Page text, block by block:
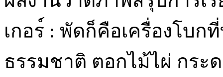
เกอร์ : พัดก็คือเครื่องโบก
ธรรมชาติ ตอกไม้ไผ่ กร